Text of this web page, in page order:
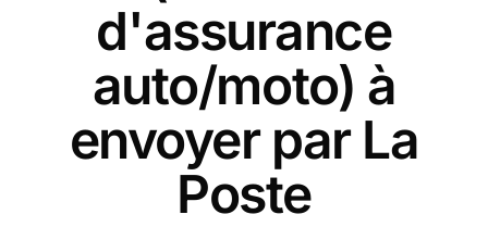
d'assurance
auto/moto) à
envoyer par La
Poste